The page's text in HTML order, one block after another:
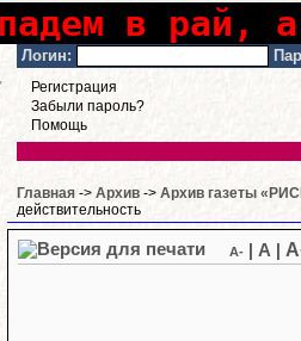
в рай,
Логин:
Регистрация
Забыли пароль?
Помощь
Главная -> Архив -> Архив газеты
действительность
A- A